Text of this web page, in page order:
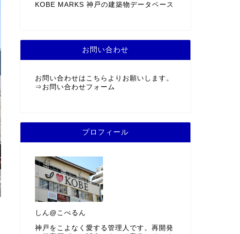
KOBE MARKS 神戸の建築物データベース
お問い合わせ
お問い合わせはこちらよりお願いします。
⇒ お問い合わせフォーム
プロフィール
しん@こべるん
神戸をこよなく愛する管理人です。再開発